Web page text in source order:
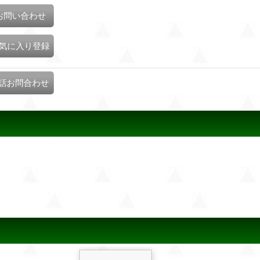
問い合わせ
に入り登録
お問合わせ